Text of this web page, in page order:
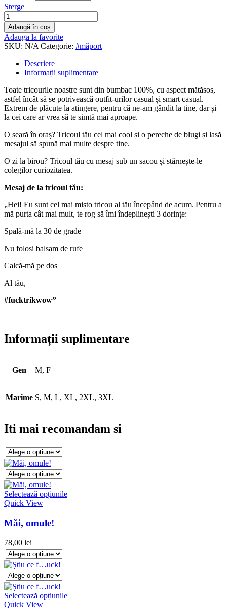
Sterge
Adaugă în coș
Adauga la favorite
SKU: N/A Categorie: #măport
Descriere
Informații suplimentare
Toate tricourile noastre sunt din bumbac 100%, cu aspect mătăsos,
astfel încât să se potrivească outfit-urilor casual și smart casual.
Extrem de plăcute la atingere, pentru că ne-am gândit la tine, dar și
la cei care ar vrea să te simtă mai aproape.
O seară în oraș? Tricoul tău cel mai cool și o pereche de blugi și lasă
mesajul să spună mai multe despre tine.
O zi la birou? Tricoul tău cu mesaj sub un sacou și stârnește-le
colegilor curiozitatea.
Mesaj de la tricoul tău:
„Hei! Eu sunt cel mai mișto tricou al tău începând de acum. Pentru a
mă purta cât mai mult, te rog să îmi îndeplinești 3 dorințe:
Spală-mă la 30 de grade
Nu folosi balsam de rufe
Calcă-mă pe dos
Al tău,
#fucktrikwow”
Informații suplimentare
Gen M, F
Marime S, M, L, XL, 2XL, 3XL
Iti mai recomandam si
Selectează opțiunile
Quick View
Măi, omule!
78,00 lei
Selectează opțiunile
Quick View